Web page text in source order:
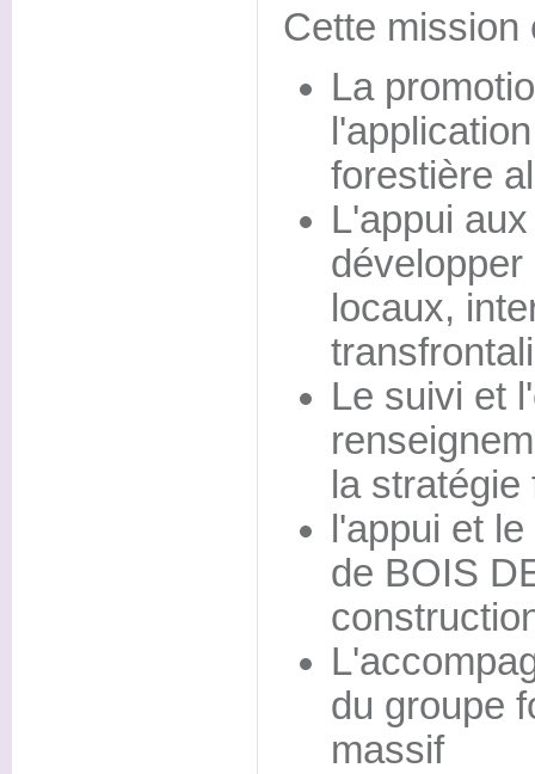
Cette mission
La
forestière
L'appui
locaux,
Le suivi et
la
l'appui et
de BOIS
du groupe
massif